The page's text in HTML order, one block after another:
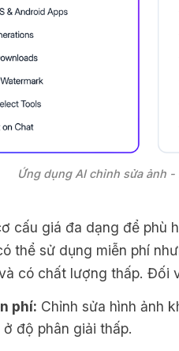
Ứng dụng AI chỉnh sửa ảnh
cấu giá đa dạng để phù
thể sử dụng miễn phí
có chất lượng thấp. Đối
phí: Chỉnh sửa hình ảnh
độ phân giải thấp.